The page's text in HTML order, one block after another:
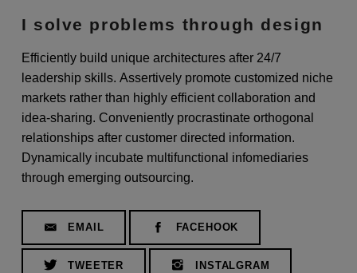
M
c
A
l
i
s
t
e
r
I solve problems through design
Efficiently build unique architectures after 24/7
leadership skills. Assertively promote customized niche
markets rather than highly efficient collaboration and
idea-sharing. Conveniently procrastinate orthogonal
relationships after customer directed information.
Dynamically incubate multifunctional infomediaries
through emerging outsourcing.
EMAIL FACEHOOK
TWEETER INSTALGRAM